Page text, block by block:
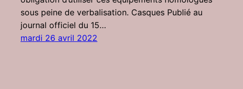
sous peine de verbalisation. Casques Publié au
journal officiel du 15…
mardi 26 avril 2022